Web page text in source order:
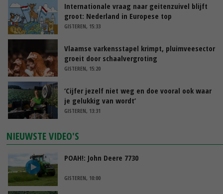
Internationale vraag naar geitenzuivel blijft
groot: Nederland in Europese top
GISTEREN, 15:33
Vlaamse varkensstapel krimpt, pluimveesector
groeit door schaalvergroting
GISTEREN, 15:20
‘Cijfer jezelf niet weg en doe vooral ook waar
je gelukkig van wordt’
GISTEREN, 13:31
NIEUWSTE VIDEO'S
POAH!: John Deere 7730
GISTEREN, 10:00